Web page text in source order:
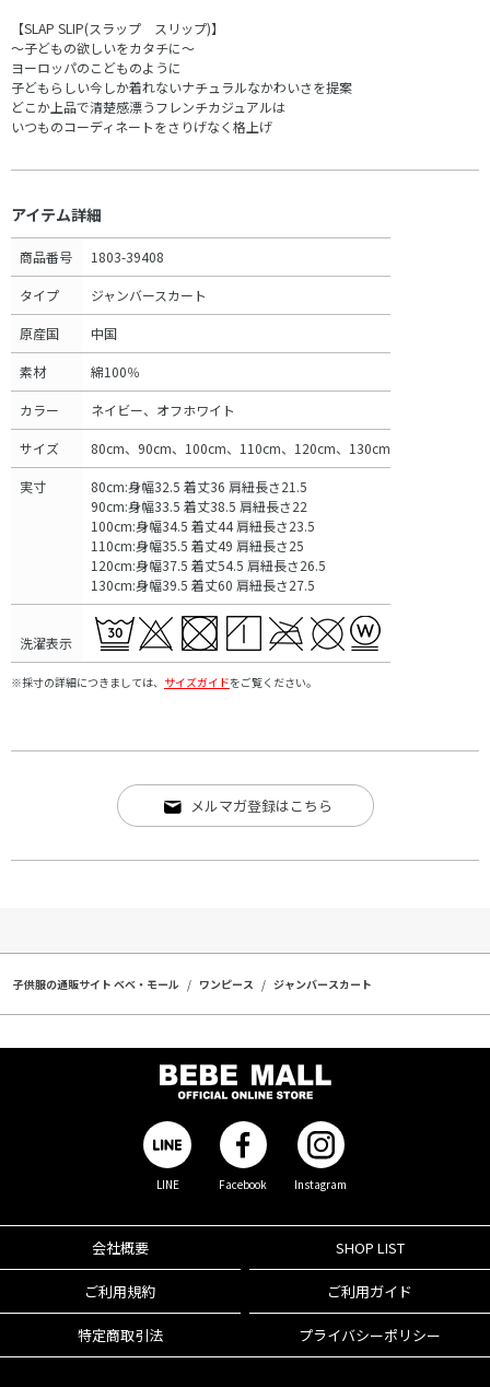
【SLAP SLIP(スラップ スリップ)】
～子どもの欲しいをカタチに～
ヨーロッパのこどものように
子どもらしい今しか着れないナチュラルなかわいさを提案
どこか上品で清楚感漂うフレンチカジュアルは
いつものコーディネートをさりげなく格上げ
アイテム詳細
商品番号 1803-39408
タイプ ジャンバースカート
原産国 中国
素材 綿100％
カラー ネイビー、オフホワイト
サイズ 80cm、90cm、100cm、110cm、120cm、130cm
実寸
80cm:身幅32.5 着丈36 肩紐長さ21.5
90cm:身幅33.5 着丈38.5 肩紐長さ22
100cm:身幅34.5 着丈44 肩紐長さ23.5
110cm:身幅35.5 着丈49 肩紐長さ25
120cm:身幅37.5 着丈54.5 肩紐長さ26.5
130cm:身幅39.5 着丈60 肩紐長さ27.5
洗濯表示
※採寸の詳細につきましては、 サイズガイドをご覧ください。
メルマガ登録はこちら
子供服の通販サイト ベベ・モール ワンピース ジャンバースカート
LINE Facebook Instagram
会社概要 SHOP LIST
ご利用規約 ご利用ガイド
特定商取引法 プライバシーポリシー